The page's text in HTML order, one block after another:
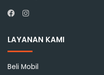
Instagram
LAYANAN KAMI
Beli Mobil